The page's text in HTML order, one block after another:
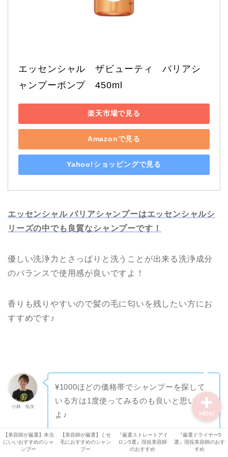
エッセンシャル　ザビューティ　バリアシ
ャンプーポンプ　450ml
楽天市場で見る
Amazonで見る
Yahoo!ショッピングで見る
エッセンシャル バリアシャンプーはエッセンシャルシ
リーズの中でも良質なシャンプーです！
優しい洗浄力とさっぱりと洗うことが出来る洗浄成分
のバランスで使用感が良いですよ！
香りも残りやすいので髪の毛に匂いを残したい方にお
すすめです♪
小林 拓矢
¥1000ほどの価格帯でシャンプーを探して
いる方は1度使ってみるのも良いと思います
よ♪
ぜひ参考にして下さい！
【美容師が厳選】本当
にいいおすすめのシャ
ンプー
【美容師が厳選】くせ
毛におすすめのシャン
プー
『厳選ストレートアイ
ロン5選』現役美容師
のおすすめ
『厳選ドライヤー5
選』現役美容師のおす
すめ
MENU
【ミルボン記事 】
【ナプラ・ルベル・アリ
【オッジィ ケラスターゼ
美容師・美容室情報